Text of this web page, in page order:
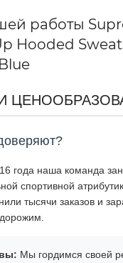
работы
Hooded
года наша команда
спортивной
тысячи заказов и
Мы гордимся своей